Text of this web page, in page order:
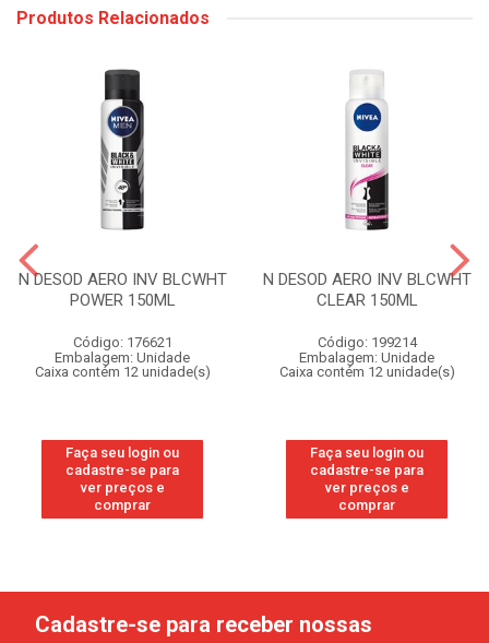
Produtos Relacionados
N DESOD AERO INV BLCWHT
POWER 150ML
Código: 176621
Embalagem: Unidade
Caixa contém 12 unidade(s)
Faça seu login ou
cadastre-se para
ver preços e
comprar
N DESOD AERO INV BLCWHT
CLEAR 150ML
Código: 199214
Embalagem: Unidade
Caixa contém 12 unidade(s)
Faça seu login ou
cadastre-se para
ver preços e
comprar
Cadastre-se para receber nossas